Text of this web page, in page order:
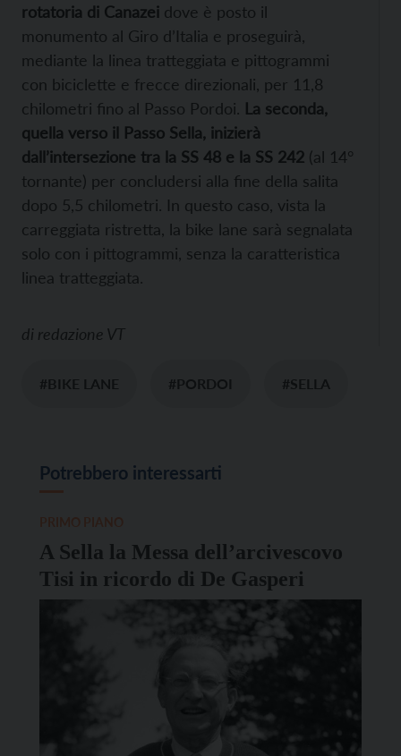
rotatoria di Canazei dove è posto il
monumento al Giro d’Italia e proseguirà,
mediante la linea tratteggiata e pittogrammi
con biciclette e frecce direzionali, per 11,8
chilometri fino al Passo Pordoi. La seconda,
quella verso il Passo Sella, inizierà
dall’intersezione tra la SS 48 e la SS 242 (al 14°
tornante) per concludersi alla fine della salita
dopo 5,5 chilometri. In questo caso, vista la
carreggiata ristretta, la bike lane sarà segnalata
solo con i pittogrammi, senza la caratteristica
linea tratteggiata.
di redazione VT
#BIKE LANE #PORDOI #SELLA
Potrebbero interessarti
A Sella la Messa dell’arcivescovo
Tisi in ricordo di De Gasperi